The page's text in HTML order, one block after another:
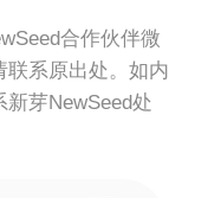
合作伙伴微
联系原出处。如内
芽NewSeed处